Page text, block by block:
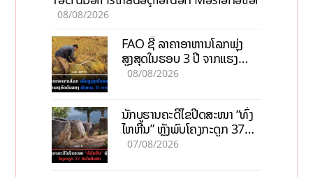
08/08/2026
FAO ຊີ້ ລາຄາອາຫານໂລກພຸ່ງ
ສູງສຸດໃນຮອບ 3 ປີ ຈາກແຮງ
ກົດດັນຂອງສົງຄາມ, El nino
08/08/2026
ນັກບູຮານຄະດີໄຂປິດສະໜາ “ທົ່ງ
ໄຫຫີນ” ຫຼັງພົບໂຄງກະດູກ 37
ຄົນໃນຫີນຍັກ
07/08/2026